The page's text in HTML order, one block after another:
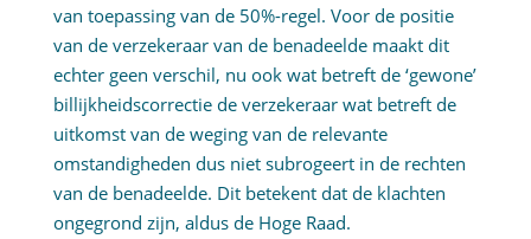
van toepassing van de 50%-regel. Voor de positie
van de verzekeraar van de benadeelde maakt dit
echter geen verschil, nu ook wat betreft de ‘gewone’
billijkheidscorrectie de verzekeraar wat betreft de
uitkomst van de weging van de relevante
omstandigheden dus niet subrogeert in de rechten
van de benadeelde. Dit betekent dat de klachten
ongegrond zijn, aldus de Hoge Raad.